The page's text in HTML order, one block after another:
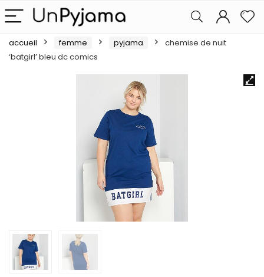
accueil femme pyjama
chemise de nuit
‘batgirl’ bleu dc comics